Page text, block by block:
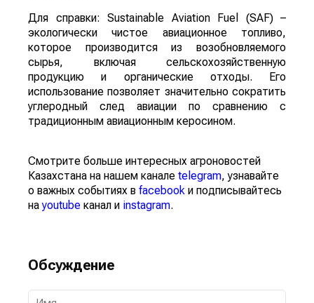
Для справки: Sustainable Aviation Fuel (SAF) –
экологически чистое авиационное топливо,
которое производится из возобновляемого
сырья, включая сельскохозяйственную
продукцию и органические отходы. Его
использование позволяет значительно сократить
углеродный след авиации по сравнению с
традиционным авиационным керосином.
Смотрите больше интересных агроновостей
Казахстана на нашем канале telegram, узнавайте
о важных событиях в facebook и подписывайтесь
наyoutube канал и instagram.
Обсуждение